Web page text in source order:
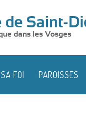
de Saint-
dans les Vosges
FOI PAROISSES